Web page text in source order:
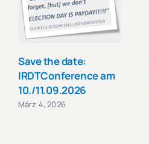
Save the date:
IRDTConference am
10./11.09.2026
März 4, 2026